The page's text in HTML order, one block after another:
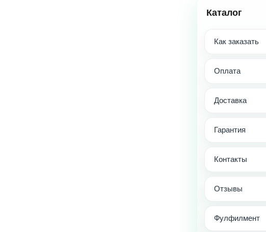
Каталог
Как заказать
Оплата
Доставка
Гарантия
Контакты
Отзывы
Фулфилмент